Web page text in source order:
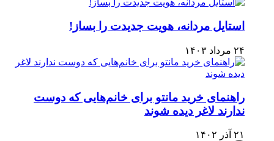
استایل مردانه، هویت جدیدت را بساز!
۲۴ مرداد ۱۴۰۳
راهنمای خرید مانتو برای خانم‌هایی که دوست
ندارند لاغر دیده شوند
۲۱ آذر ۱۴۰۲